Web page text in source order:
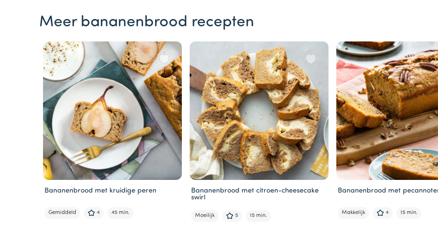
Meer bananenbrood recepten
Bananenbrood met kruidige peren
Gemiddeld 4 45 min.
Bananenbrood met citroen-cheesecake
swirl
Moeilijk 5 15 min.
Bananenbrood met
Makkelijk 4 15 min.